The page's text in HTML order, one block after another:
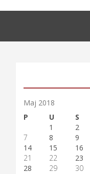
Maj 2018
P
U S
1
2
7
8 9
14
15 16
21
22 23
28
29 30